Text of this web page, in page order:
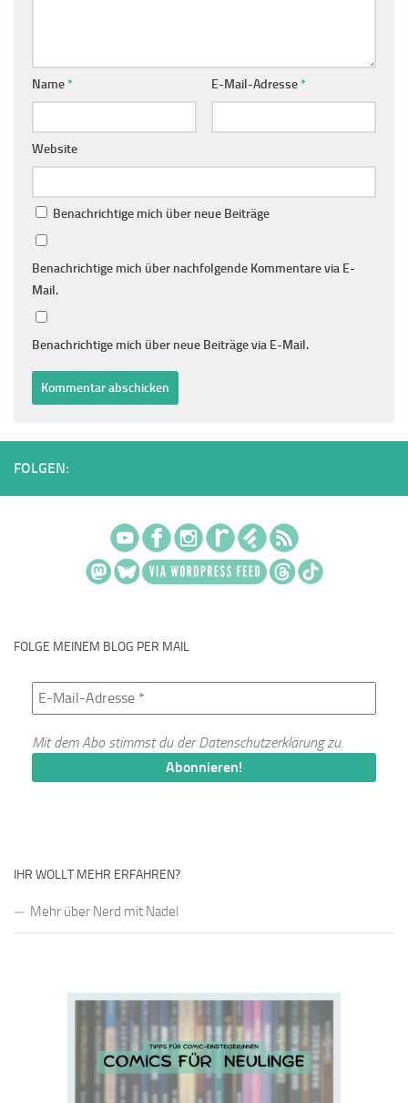
Name* E-Mail-Adresse*
Website
Benachrichtige mich über neue Beiträge
Benachrichtige mich über nachfolgende Kommentare via E-
Mail.
Benachrichtige mich über neue Beiträge via E-Mail.
FOLGEN:
FOLGE MEINEM BLOG PER MAIL
Mit dem Abo stimmst du derDatenschutzerklärungzu.
IHR WOLLT MEHR ERFAHREN?
Mehr über Nerd mit Nadel